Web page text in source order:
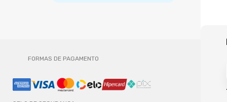
FORMAS DE PAGAMENTO